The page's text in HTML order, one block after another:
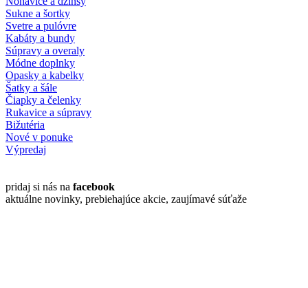
Sukne a šortky
Svetre a pulóvre
Kabáty a bundy
Súpravy a overaly
Módne doplnky
Opasky a kabelky
Šatky a šále
Čiapky a čelenky
Rukavice a súpravy
Bižutéria
Nové v ponuke
Výpredaj
pridaj si nás na facebook
aktuálne novinky, prebiehajúce akcie, zaujímavé súťaže